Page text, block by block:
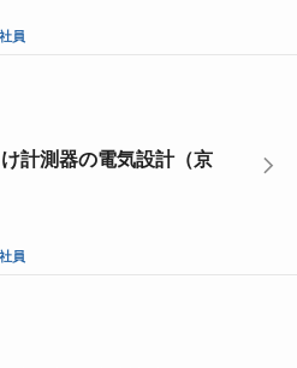
員
計測器の電気設計（京
員